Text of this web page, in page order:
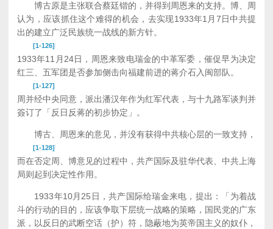
博古原是主张联合蔡廷锴的，并得到周恩来的支持。博、周
认为，应该抓住这个难得的机会，去实现1933年1月7日中共提
出的建立广泛民族统一战线的新方针。
[1-126]
1933年11月24日，周恩来致电瑞金的中革军委，催促早为决定
红三、五军团是否参加侧击向福建前进的蒋介石入闽部队。
[1-127]
周并经中央同意，派出潘汉年作为红军代表，与十九路军谈判并
簽订了「反日反蒋的初步协定」。
博古、周恩来的意见，并没有获得中共核心层的一致支持，
[1-128]
而在否定周、博意见的过程中，共产国际及驻华代表、中共上海
局则起到决定性作用。
1933年10月25日，共产国际给瑞金来电，提出：「为着战
斗的行动的目的，应该争取下层统一战略的策略，国民党的广东
派，以反日的武断空话（护）符，隐蔽地为英帝国主义的奴仆，